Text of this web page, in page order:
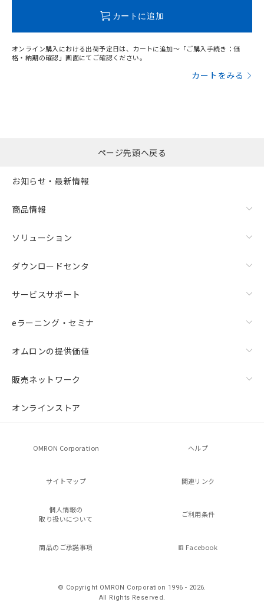
カートに追加
オンライン購入における出荷予定日は、カートに追加～「ご購入手続き：価
格・納期の確認」画面にてご確認ください。
カートをみる
ページ先頭へ戻る
お知らせ・最新情報
商品情報
ソリューション
ダウンロードセンタ
サービスサポート
eラーニング・セミナ
オムロンの提供価値
販売ネットワーク
オンラインストア
OMRON Corporation ヘルプ
サイトマップ 関連リンク
個人情報の
取り扱いについて
ご利用条件
商品のご承諾事項 Facebook
© Copyright OMRON Corporation 1996 - 2026.
All Rights Reserved.